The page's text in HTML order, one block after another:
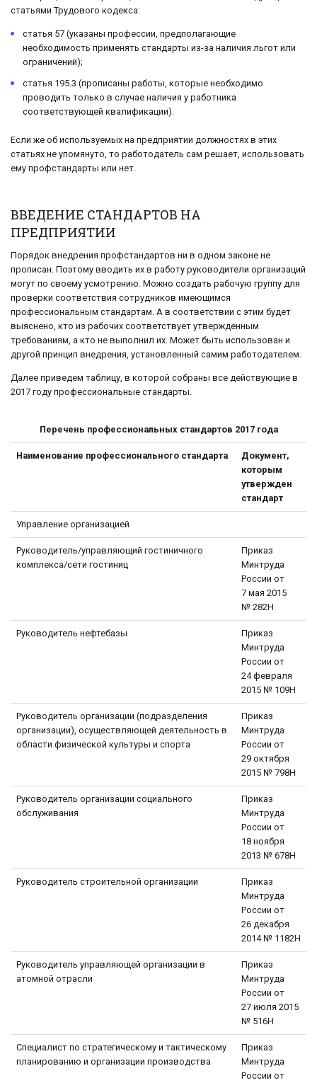
статьями Трудового кодекса:
статья 57 (указаны профессии, предполагающие
необходимость применять стандарты из-за наличия льгот или
ограничений);
статья 195.3 (прописаны работы, которые необходимо
проводить только в случае наличия у работника
соответствующей квалификации).
Если же об используемых на предприятии должностях в этих
статьях не упомянуто, то работодатель сам решает, использовать
ему профстандарты или нет.
ВВЕДЕНИЕ СТАНДАРТОВ НА
ПРЕДПРИЯТИИ
Порядок внедрения профстандартов ни в одном законе не
прописан. Поэтому вводить их в работу руководители организаций
могут по своему усмотрению. Можно создать рабочую группу для
проверки соответствия сотрудников имеющимся
профессиональным стандартам. А в соответствии с этим будет
выяснено, кто из рабочих соответствует утвержденным
требованиям, а кто не выполнил их. Может быть использован и
другой принцип внедрения, установленный самим работодателем.
Далее приведем таблицу, в которой собраны все действующие в
2017 году профессиональные стандарты.
Перечень профессиональных стандартов 2017 года
Наименование профессионального стандарта
Документ,
которым
утвержден
стандарт
Управление организацией
Руководитель/управляющий гостиничного
комплекса/сети гостиниц
Приказ
Минтруда
России от
7 мая 2015
№ 282Н
Руководитель нефтебазы
Приказ
Минтруда
России от
24 февраля
2015 № 109Н
Руководитель организации (подразделения
организации), осуществляющей деятельность в
области физической культуры и спорта
Приказ
Минтруда
России от
29 октября
2015 № 798Н
Руководитель организации социального
обслуживания
Приказ
Минтруда
России от
18 ноября
2013 № 678Н
Руководитель строительной организации
Приказ
Минтруда
России от
26 декабря
2014 № 1182Н
Руководитель управляющей организации в
атомной отрасли
Приказ
Минтруда
России от
27 июля 2015
№ 516Н
Специалист по стратегическому и тактическому
планированию и организации производства
Приказ
Минтруда
России от